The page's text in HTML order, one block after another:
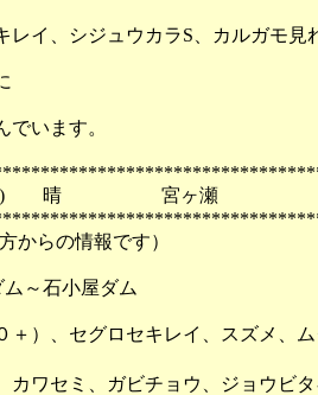
レイ、シジュウカラS、カルガモ見
でいます。
日(火) 晴 宮ヶ瀬
からの情報です）
～石小屋ダム
＋）、セグロセキレイ、スズメ、
ワセミ、ガビチョウ、ジョウビタ